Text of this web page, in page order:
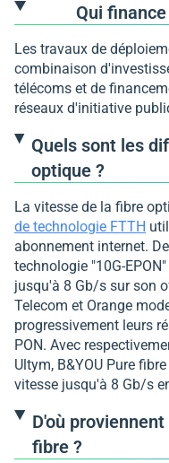
Qui
Les travaux de
combinaison
télécoms et de
réseaux d'initiative
Quels sont les
optique ?
La vitesse de la fibre
de technologie FTTH
abonnement internet.
technologie "10G-
jusqu'à 8 Gb/s sur son
Telecom et Orange
progressivement leurs
PON. Avec
Ultym, B&YOU Pure
vitesse jusqu'à 8 Gb/s
D'où
fibre ?